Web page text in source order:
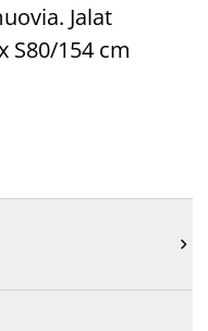
Jalat
S80/154 cm
